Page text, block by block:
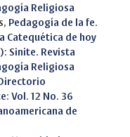
Religiosa
Pedagogía de la fe.
Catequética de hoy
Sinite. Revista
Religiosa
Vol. 12 No. 36
de